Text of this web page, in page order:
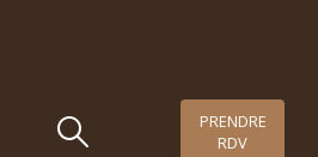
PRENDRE
RDV